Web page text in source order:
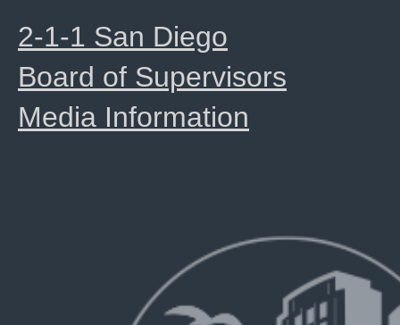
2-1-1 San Diego
Board of Supervisors
Media Information